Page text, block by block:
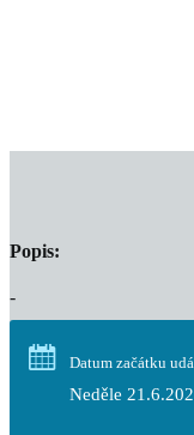
Popis:
-
Datum začátku
Neděle